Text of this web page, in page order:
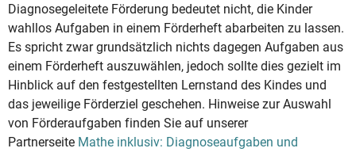
Diagnosegeleitete Förderung bedeutet nicht, die Kinder
wahllos Aufgaben in einem Förderheft abarbeiten zu lassen.
Es spricht zwar grundsätzlich nichts dagegen Aufgaben aus
einem Förderheft auszuwählen, jedoch sollte dies gezielt im
Hinblick auf den festgestellten Lernstand des Kindes und
das jeweilige Förderziel geschehen. Hinweise zur Auswahl
von Förderaufgaben finden Sie auf unserer
Partnerseite Mathe inklusiv: Diagnoseaufgaben und